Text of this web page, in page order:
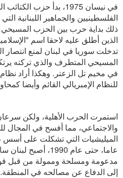
في نيسان 1975، بدأ حزب
الفلسطينيين والجماهير اللبنانية
ذلك بداية حرب بين الحزب المسيحي
تدخلت سوريا في لبنان لمنع انتصار
المسيحي المتطرف والذي تركته
في مخيم تل الزعتر. وهكذا أراد
للنظام الإمبريالي القائم وأيضا
استمرت الحرب الأهلية، ولكن
والاجتماعي، مما أفسح في المجال
الميليشيات التي تشكلت على
عاما، حتى عام
مدعومة ومسلحة وممولة من قبل
إلى الدفاع عن مصالحه في المنطقة.